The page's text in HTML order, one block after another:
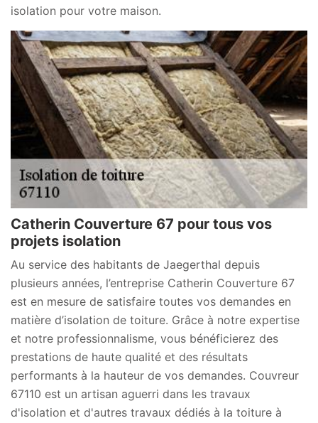
isolation pour votre maison.
Catherin Couverture 67 pour tous vos
projets isolation
Au service des habitants de Jaegerthal depuis
plusieurs années, l’entreprise Catherin Couverture 67
est en mesure de satisfaire toutes vos demandes en
matière d’isolation de toiture. Grâce à notre expertise
et notre professionnalisme, vous bénéficierez des
prestations de haute qualité et des résultats
performants à la hauteur de vos demandes. Couvreur
67110 est un artisan aguerri dans les travaux
d'isolation et d'autres travaux dédiés à la toiture à